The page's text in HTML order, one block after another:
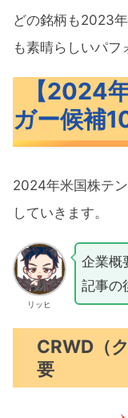
どの銘柄も2023
も素晴らしいパフ
【2024
ガー候補
2024年米国株テ
していきます。
リッヒ
企業概
記事の
CRWD（
要